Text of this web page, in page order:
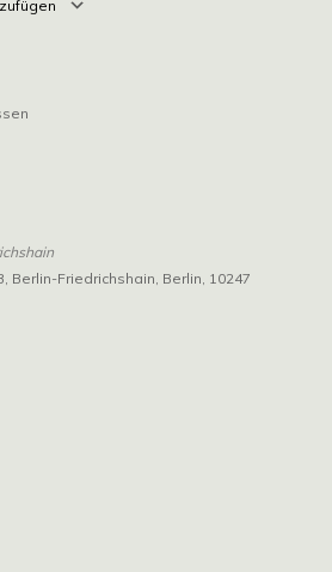
Berlin-Friedrichshain, Berlin, 10247